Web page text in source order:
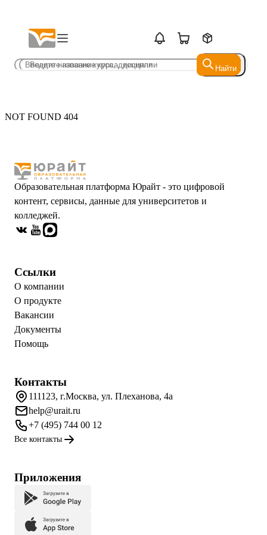
Найти
Найти
NOT FOUND 404
Образовательная платформа Юрайт - это цифровой
контент, сервисы, данные для университетов и
колледжей.
Ссылки
О компании
О продукте
Вакансии
Документы
Помощь
Контакты
111123, г.Москва, ул. Плеханова, 4а
help@urait.ru
+7 (495) 744 00 12
Все контакты
Приложения